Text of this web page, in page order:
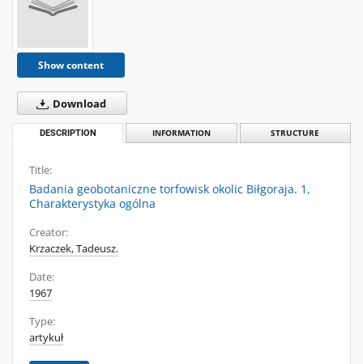
Show content
Download
DESCRIPTION INFORMATION STRUCTURE
Title:
Badania geobotaniczne torfowisk okolic Biłgoraja. 1,
Charakterystyka ogólna
Creator:
Krzaczek, Tadeusz.
Date:
1967
Type:
artykuł